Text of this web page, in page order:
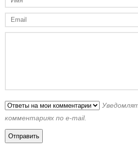
комментариях по e-mail.